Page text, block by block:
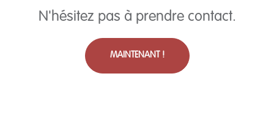
N'hésitez pas à prendre contact.
MAINTENANT !